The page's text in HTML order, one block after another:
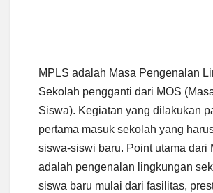
MPLS adalah Masa Pengenalan
Sekolah pengganti dari MOS
Siswa). Kegiatan yang dilakukan
pertama masuk sekolah yang
siswa-siswi baru. Point utama dari
adalah pengenalan lingkungan
siswa baru mulai dari fasilitas,